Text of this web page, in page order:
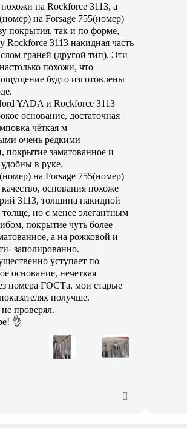
на Rockforce 3113, а
на Forsage 755(номер)
покрытия, так и по форме,
Rockforce 3113 накидная часть
граней (другой тип). Эти
похожи, что
ощущение будто изготовлены
YADA и Rockforce 3113
основание, достаточная
чёткая м
очень редкими
покрытие заматованное и
в руке.
на Forsage 755(номер)
основания похоже
3113, толщина накидной
но с менее элегантным
покрытие чуть более
а на рожковой и
заполированно.
уступает по
основание, нечеткая
номера ГОСТа, мои старые
получше.
проверял.
👌